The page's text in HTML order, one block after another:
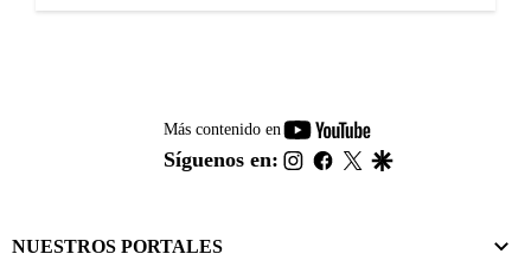
Más contenido en
youtube-
footer
Síguenos en: instagram
facebook
twitter
NUESTROS PORTALES